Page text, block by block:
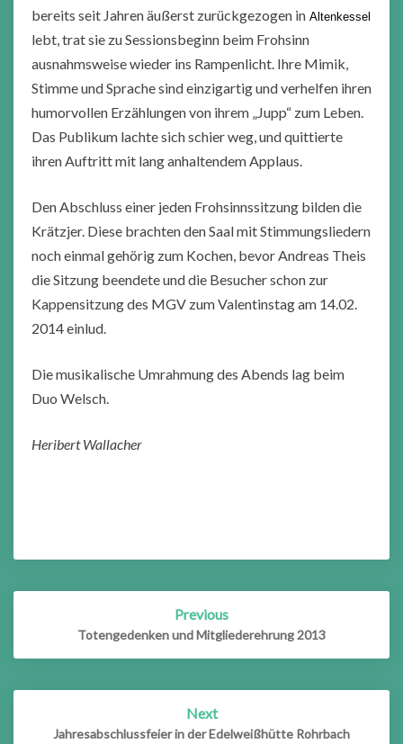
bereits seit Jahren äußerst zurückgezogen in Altenkessel
lebt, trat sie zu Sessionsbeginn beim Frohsinn
ausnahmsweise wieder ins Rampenlicht. Ihre Mimik,
Stimme und Sprache sind einzigartig und verhelfen ihren
humorvollen Erzählungen von ihrem „Jupp“ zum Leben.
Das Publikum lachte sich schier weg, und quittierte
ihren Auftritt mit lang anhaltendem Applaus.
Den Abschluss einer jeden Frohsinnssitzung bilden die
Krätzjer. Diese brachten den Saal mit Stimmungsliedern
noch einmal gehörig zum Kochen, bevor Andreas Theis
die Sitzung beendete und die Besucher schon zur
Kappensitzung des MGV zum Valentinstag am 14.02.
2014 einlud.
Die musikalische Umrahmung des Abends lag beim
Duo Welsch.
Heribert Wallacher
Post
Previous
Totengedenken und Mitgliederehrung 2013
Next
Jahresabschlussfeier in der Edelweißhütte Rohrbach